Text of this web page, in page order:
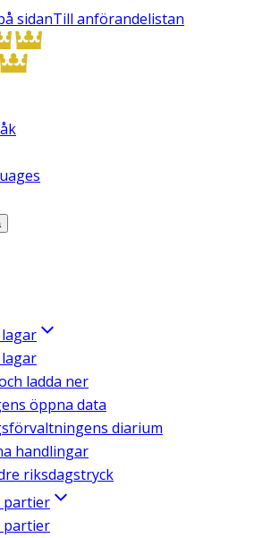
sidanTill anförandelistan
ladda ner
öppna data
diarium
handlingar
riksdagstryck
partier
partier